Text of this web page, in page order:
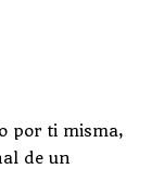
por ti misma,
de un